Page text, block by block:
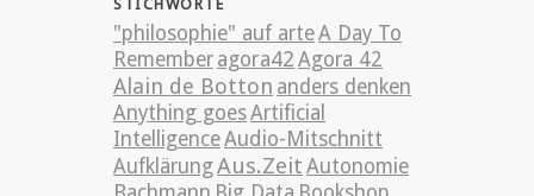
STICHWORTE
"philosophie" auf arteA Day To
Remember agora42 Agora 42
Alain de Botton anders denken
Anything goesArtificial
IntelligenceAudio-Mitschnitt
AufklärungAus.Zeit Autonomie